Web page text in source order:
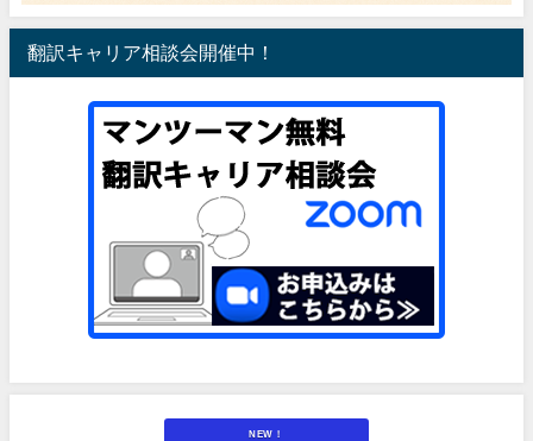
翻訳キャリア相談会開催中！
NEW！